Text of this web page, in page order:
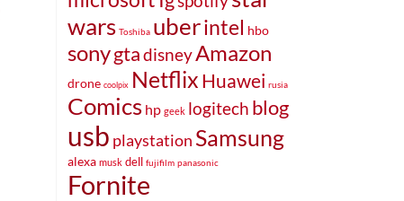
wars Toshiba uberintel hbo
sonygtadisneyAmazon
drone coolpix Netflix Huawei rusia
Comics hp geek logitech blog
usb playstation Samsung
alexa musk dell fujifilm panasonic
Fornite